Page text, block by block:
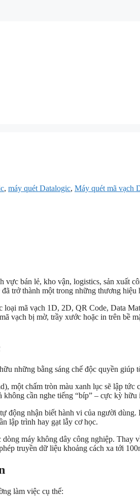
, máy quét Datalogic, Máy quét mã vạch
bán lẻ, kho vận, logistics, sản xuất
thành một trong những thương hiệu
loại mã vạch 1D, 2D, QR Code, Data
vạch bị mờ, trầy xước hoặc in trên bề
những bằng sáng chế độc quyền giúp
một chấm tròn màu xanh lục sẽ lập
cần nghe tiếng “bíp” – cực kỳ
động nhận biết hành vi của người
lập trình hay gạt lẫy cơ học.
dòng máy không dây công nghiệp. Thay
truyền dữ liệu khoảng cách xa tới
làm việc cụ thể: